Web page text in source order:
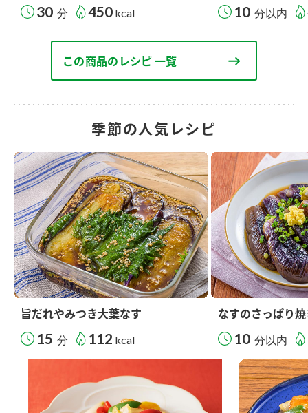
30 分 450 kcal 10 分以内
この商品のレシピ 一覧
季節の人気レシピ
旨だれやみつき大葉なす
15 分 112 kcal
なすのさっぱり
10 分以内